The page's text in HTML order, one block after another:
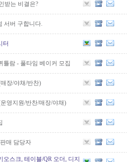
받는 비결은?
서버 구합니다.
터
틀람 - 풀타임 베이커 모집
장/야채/반찬)
영지원/반찬/매장/야채)
매 담당자
스크, 테이블/QR 오더, 디지